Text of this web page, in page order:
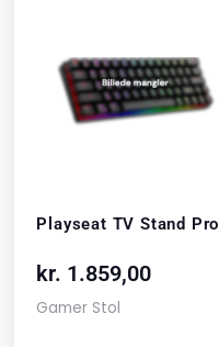
Playseat TV Stand Pro
kr. 1.859,00
Gamer Stol